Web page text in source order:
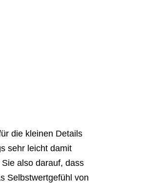
die kleinen Details
sehr leicht damit
also darauf, dass
Selbstwertgefühl von